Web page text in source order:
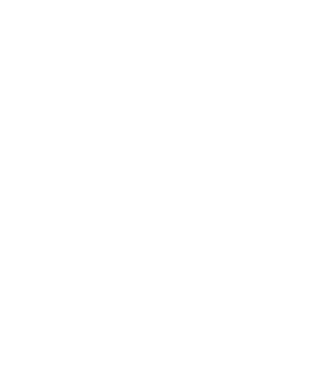
クロノグラフ エクストラ スペシャル
ケース
プリメロ4069を搭載した航空モデル。自動巻き。径45㎜。